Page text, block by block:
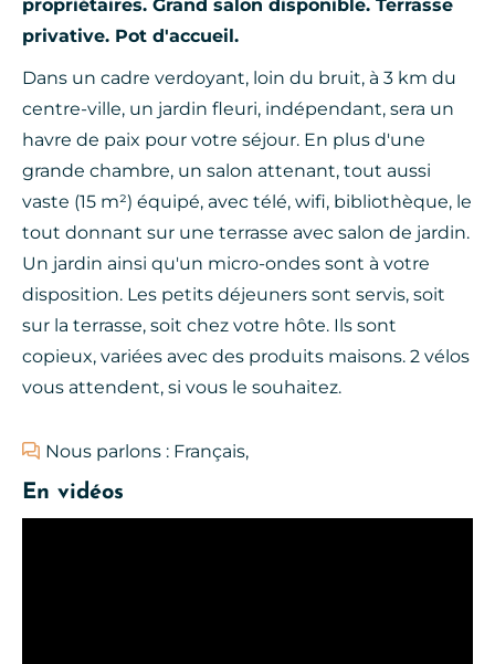
propriétaires. Grand salon disponible. Terrasse
privative. Pot d'accueil.
Dans un cadre verdoyant, loin du bruit, à 3 km du
centre-ville, un jardin fleuri, indépendant, sera un
havre de paix pour votre séjour. En plus d'une
grande chambre, un salon attenant, tout aussi
vaste (15 m²) équipé, avec télé, wifi, bibliothèque, le
tout donnant sur une terrasse avec salon de jardin.
Un jardin ainsi qu'un micro-ondes sont à votre
disposition. Les petits déjeuners sont servis, soit
sur la terrasse, soit chez votre hôte. Ils sont
copieux, variées avec des produits maisons. 2 vélos
vous attendent, si vous le souhaitez.
Nous parlons : Français,
En vidéos